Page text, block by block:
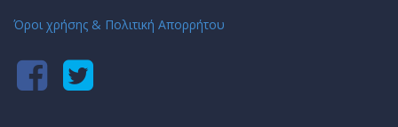
Όροι χρήσης & Πολιτική Απορρήτου